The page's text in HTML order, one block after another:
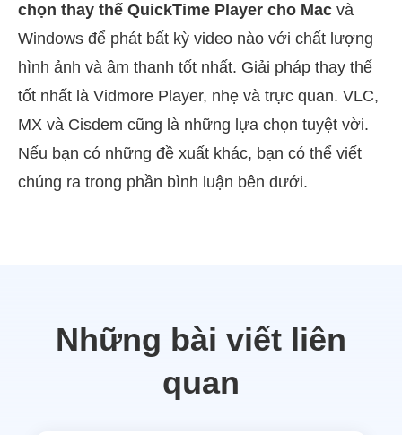
chọn thay thế QuickTime Player cho Mac và
Windows để phát bất kỳ video nào với chất lượng
hình ảnh và âm thanh tốt nhất. Giải pháp thay thế
tốt nhất là Vidmore Player, nhẹ và trực quan. VLC,
MX và Cisdem cũng là những lựa chọn tuyệt vời.
Nếu bạn có những đề xuất khác, bạn có thể viết
chúng ra trong phần bình luận bên dưới.
Những bài viết liên
quan